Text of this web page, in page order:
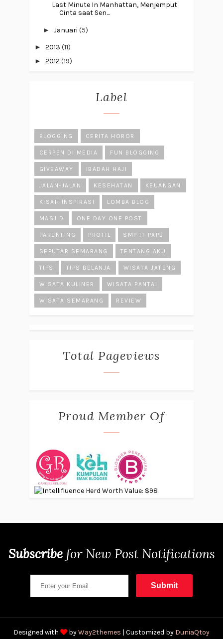
Last Minute In Manhattan, Menjemput
Cinta saat Sen...
► Januari (5)
► 2013 (11)
► 2012 (19)
Label
BLOGGING CERITA HOROR
CERPEN DI MEDIA FUN BLOGGING
GIVEAWAY IBADAH HAJI
JALAN-JALAN KESEHATAN KEUANGAN
KISAH INSPIRASI LOMBA BLOG
MASJID ONE DAY ONE POST
PARENTING PROFIL SMP IT PAPB
SEPUTAR SEMARANG TENTANG AKU
TIPS TIPS BELANJA WISATA JATENG
WISATA KULINER WISATA PANTAI
WISATA SEMARANG REVIEW
Total Pageviews
Proud Member Of
Subscribe forNew Post Notifications
Designed with byWay2themes | Customized by DuniaQtoy